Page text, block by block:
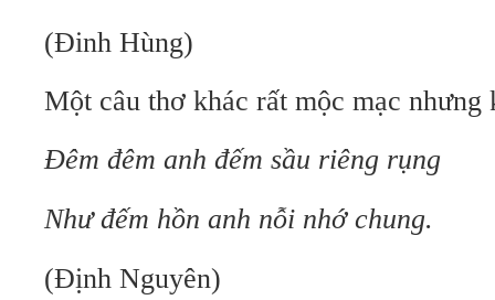
(Đinh Hùng)
Một câu thơ khác rất mộc mạc nhưng
Đêm đêm anh đếm sầu riêng rụng
Như đếm hồn anh nỗi nhớ chung.
(Định Nguyên)